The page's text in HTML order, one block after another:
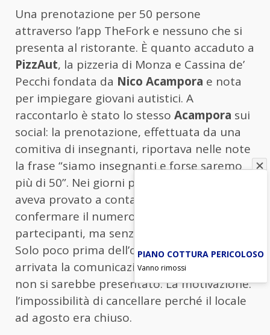
Una prenotazione per 50 persone
attraverso l’app TheFork e nessuno che si
presenta al ristorante. È quanto accaduto a
PizzAut, la pizzeria di Monza e Cassina de’
Pecchi fondata da Nico Acampora e nota
per impiegare giovani autistici. A
raccontarlo è stato lo stesso Acampora sui
social: la prenotazione, effettuata da una
comitiva di insegnanti, riportava nelle note
la frase “siamo insegnanti e forse saremo
più di 50”. Nei giorni precedenti, lo staff
aveva provato a contattare i clienti per
confermare il numero esatto dei
partecipanti, ma senza ricevere risposta.
Solo poco prima dell’orario stabilito è
arrivata la comunicazione che il gruppo
non si sarebbe presentato. La motivazione:
l’impossibilità di cancellare perché il locale
ad agosto era chiuso.
PIANO COTTURA PERICOLOSO
Vanno rimossi